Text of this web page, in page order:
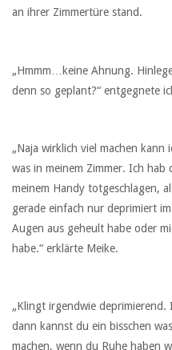
an ihrer Zimmertüre stand.
„Hmmm…keine Ahnung.
denn so geplant?“ entgegnete
„Naja wirklich viel machen
was in meinem Zimmer. Ich hab
meinem Handy totgeschlagen,
gerade einfach nur deprimiert
Augen aus geheult habe oder
habe.“ erklärte Meike.
„Klingt irgendwie
dann kannst du ein bisschen
machen, wenn du Ruhe haben